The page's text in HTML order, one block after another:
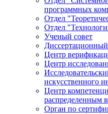
программных
Отдел
Отдел
Ученый совет
Диссертационный
Центр
Центр
искусственного
Центр
распределенным
Орган по